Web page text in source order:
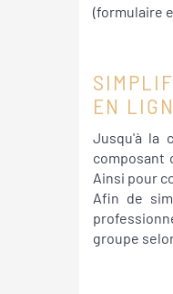
(formulaire
EN
Jusqu'à la
composant
Ainsi pour
Afin de
groupe